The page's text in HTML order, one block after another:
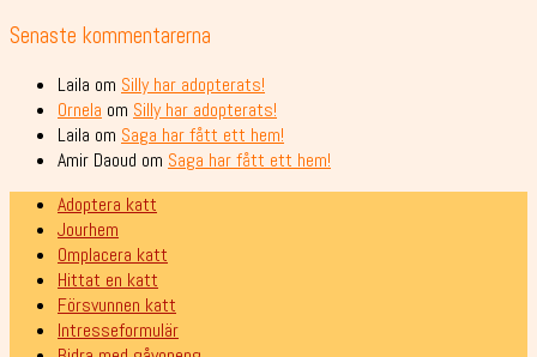
Senaste kommentarerna
Laila om Silly har adopterats!
Ornela om Silly har adopterats!
Laila om Saga har fått ett hem!
Amir Daoud om Saga har fått ett hem!
Adoptera katt
Jourhem
Omplacera katt
Hittat en katt
Försvunnen katt
Intresseformulär